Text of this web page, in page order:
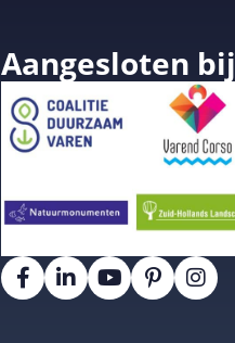
Aangesloten bij